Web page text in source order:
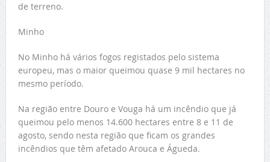
de terreno.
Minho
No Minho há vários fogos registados pelo sistema
europeu, mas o maior queimou quase 9 mil hectares no
mesmo período.
Na região entre Douro e Vouga há um incêndio que já
queimou pelo menos 14.600 hectares entre 8 e 11 de
agosto, sendo nesta região que ficam os grandes
incêndios que têm afetado Arouca e Águeda.